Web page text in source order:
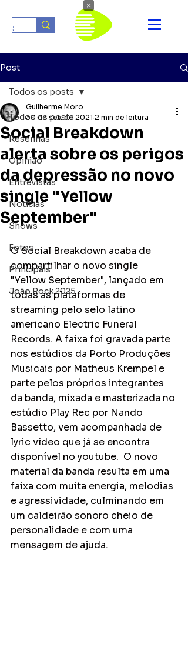
Post
Todos os posts
Resenhas
Opinião
Entrevistas
Notícias
Shows
Fotos
Principais
João Rock 2025
Todos os posts
Social Breakdown
alerta sobre os perigos
da depressão no novo
single "Yellow
September"
Guilherme Moro
30 de set. de 2021 2 min de leitura
O Social Breakdown acaba de
compartilhar o novo single
"Yellow September", lançado em
todas as plataformas de
streaming pelo selo latino
americano Electric Funeral
Records. A faixa foi gravada parte
nos estúdios da Porto Produções
Musicais por Matheus Krempel e
parte pelos próprios integrantes
da banda, mixada e masterizada no
estúdio Play Rec por Nando
Bassetto, vem acompanhada de
lyric vídeo que já se encontra
disponível no youtube.  O novo
material da banda resulta em uma
faixa com muita energia, melodias
e agressividade, culminando em
um caldeirão sonoro cheio de
personalidade e com uma
mensagem de ajuda.
×